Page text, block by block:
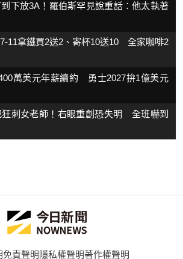
下放3A！羅伯斯罕見說重話：他太執著
11拿鐵買2送2、寄杯10送10 全家咖啡2
萬美元年薪續約 勇士2027拚1億美元
狂刺女老師！右眼重創恐失明 全班嚇到
免責聲明隱私權聲明著作權聲明